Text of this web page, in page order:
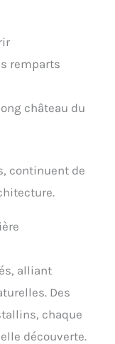
remparts
château du
continuent de
alliant
Des
chaque
découverte.